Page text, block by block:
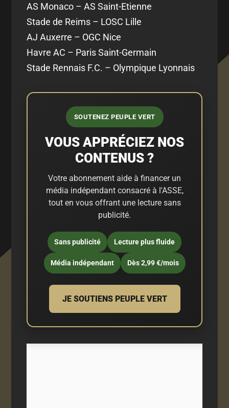
AS Monaco – AS Saint-Etienne
Stade de Reims – LOSC Lille
AJ Auxerre – OGC Nice
Havre AC – Paris Saint-Germain
Stade Rennais F.C. – Olympique Lyonnais
SOUTENEZ PEUPLE VERT
VOUS APPRÉCIEZ NOS
CONTENUS ?
Votre abonnement aide à financer un
média indépendant consacré à l'ASSE,
tout en vous offrant une lecture sans
publicité.
Sans publicité Lecture plus fluide
Média indépendant Dès 2,99 €/mois
JE SOUTIENS PEUPLE VERT